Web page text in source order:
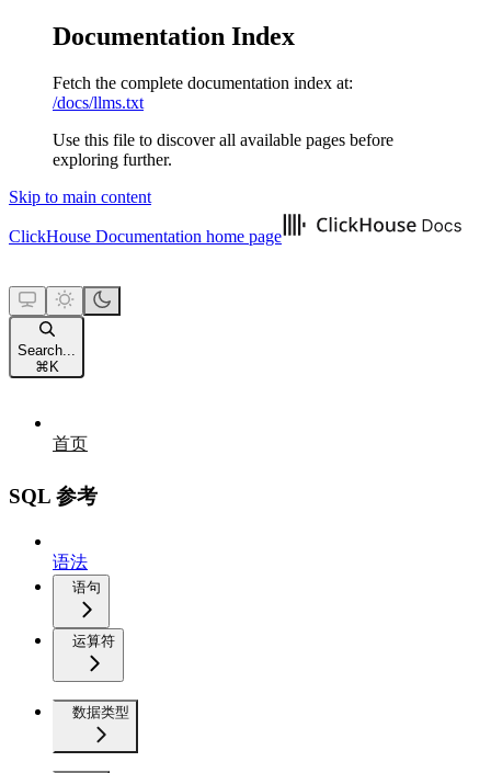
Documentation Index
Fetch the complete documentation index at:
/docs/llms.txt
Use this file to discover all available pages before
exploring further.
Skip to main content
ClickHouse Documentation home page
Search...
⌘ K
首页
SQL 参考
语法
语句
运算符
数据类型